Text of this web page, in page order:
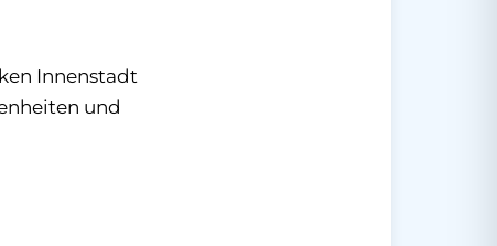
Innenstadt
und